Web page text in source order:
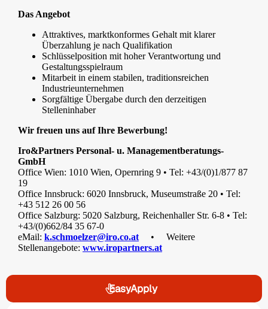
Das Angebot
Attraktives, marktkonformes Gehalt mit klarer
Überzahlung je nach Qualifikation
Schlüsselposition mit hoher Verantwortung und
Gestaltungsspielraum
Mitarbeit in einem stabilen, traditionsreichen
Industrieunternehmen
Sorgfältige Übergabe durch den derzeitigen
Stelleninhaber
Wir freuen uns auf Ihre Bewerbung!
Iro&Partners Personal- u. Managementberatungs-
GmbH
Office Wien: 1010 Wien, Opernring 9 • Tel: +43/(0)1/877 87
19
Office Innsbruck: 6020 Innsbruck, Museumstraße 20 • Tel:
+43 512 26 00 56
Office Salzburg: 5020 Salzburg, Reichenhaller Str. 6-8 • Tel:
+43/(0)662/84 35 67-0
eMail: k.schmoelzer@iro.co.at • Weitere
Stellenangebote: www.iropartners.at
EasyApply